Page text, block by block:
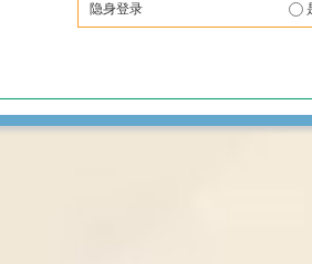
隐身登录